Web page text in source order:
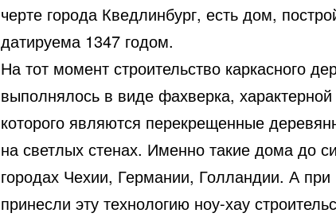
черте города Кведлинбург, есть дом,
датируема 1347 годом.
На тот момент строительство каркасного
выполнялось в виде фахверка,
которого являются перекрещенные
на светлых стенах. Именно такие дома до
городах Чехии, Германии, Голландии. А
принесли эту технологию ноу-хау